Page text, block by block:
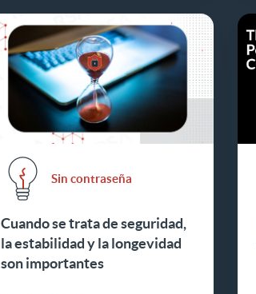
Sin contraseña
Cuando se trata de seguridad,
la estabilidad y la longevidad
son importantes